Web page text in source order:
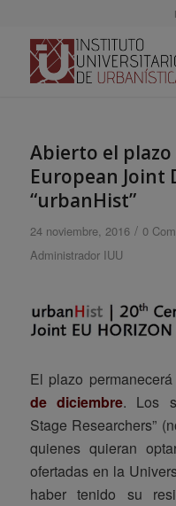
Abierto el
European Joint
“urbanHist”
24 noviembre, 2016 / 0
Administrador IUU
El plazo
de diciembre. Los
Stage Researchers”
quienes quieran
ofertadas en la
haber tenido su